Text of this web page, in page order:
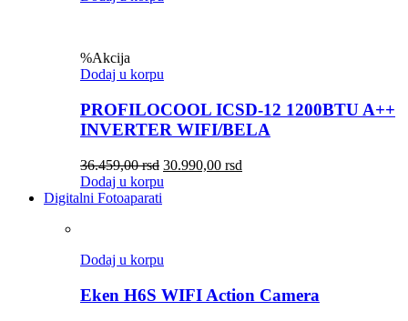
%Akcija
Dodaj u korpu
PROFILOCOOL ICSD-12 1200BTU A++
INVERTER WIFI/BELA
36.459,00rsd 30.990,00 rsd
Dodaj u korpu
Digitalni Fotoaparati
Dodaj u korpu
Eken H6S WIFI Action Camera